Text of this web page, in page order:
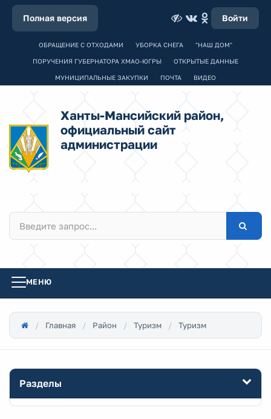
Полная версия Войти
ОБРАЩЕНИЕ С ОТХОДАМИ УБОРКА СНЕГА "НАШ ДОМ"
ПОРУЧЕНИЯ ГУБЕРНАТОРА ХМАО-ЮГРЫ ОТКРЫТЫЕ ДАННЫЕ
МУНИЦИПАЛЬНЫЕ ЗАКУПКИ ПОЧТА ВИДЕО
Ханты-Мансийский район,
официальный сайт
администрации
МЕНЮ
Главная Район Туризм Туризм
Разделы